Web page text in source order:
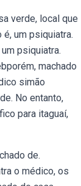
verde, local que
um psiquiatra.
psiquiatra.
machado
simão
No entanto,
para itaguaí,
de.
o médico, os